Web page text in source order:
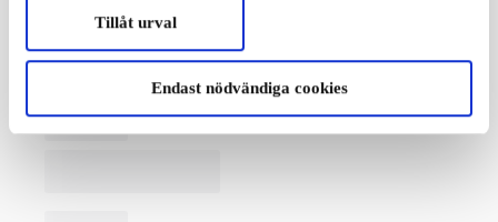
Tillåt urval
Endast nödvändiga cookies